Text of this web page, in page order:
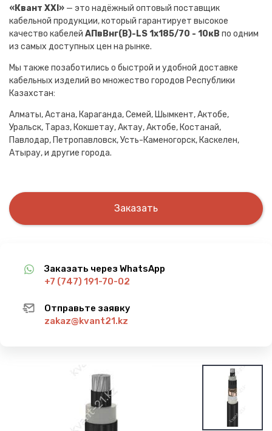
«Квант XXI» — это надёжный оптовый поставщик
кабельной продукции, который гарантирует высокое
качество кабелей АПвВнг(B)-LS 1х185/70 - 10кВ по одним
из самых доступных цен на рынке.
Мы также позаботились о быстрой и удобной доставке
кабельных изделий во множество городов Республики
Казахстан:
Алматы, Астана, Караганда, Семей, Шымкент, Актобе,
Уральск, Тараз, Кокшетау, Актау, Актобе, Костанай,
Павлодар, Петропавловск, Усть-Каменогорск, Каскелен,
Атырау, и другие города.
Заказать
Заказать через WhatsApp
+7 (747) 191-70-02
Отправьте заявку
zakaz@kvant21.kz